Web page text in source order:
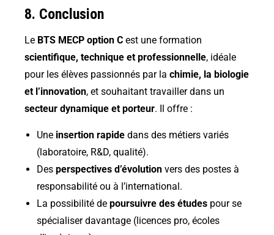
8. Conclusion
Le BTS MECP option C est une formation
scientifique, technique et professionnelle, idéale
pour les élèves passionnés par la chimie, la biologie
et l’innovation, et souhaitant travailler dans un
secteur dynamique et porteur. Il offre :
Une insertion rapide dans des métiers variés
(laboratoire, R&D, qualité).
Des perspectives d’évolution vers des postes à
responsabilité ou à l’international.
La possibilité de poursuivre des études pour se
spécialiser davantage (licences pro, écoles